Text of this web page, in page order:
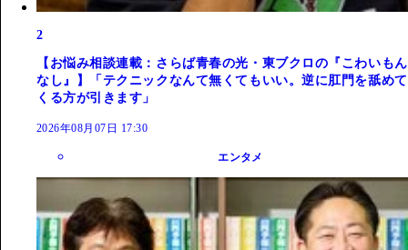
2
【お悩み相談連載：さらば青春の光・東ブクロの『こわいもん
なし』】「テクニックなんて無くてもいい。逆に肛門を舐めて
くる方が引きます」
2026年08月07日 17:30
エンタメ